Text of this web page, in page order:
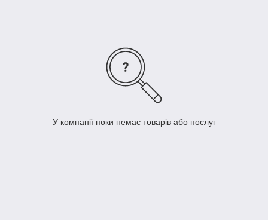
У компанії поки немає товарів або послуг